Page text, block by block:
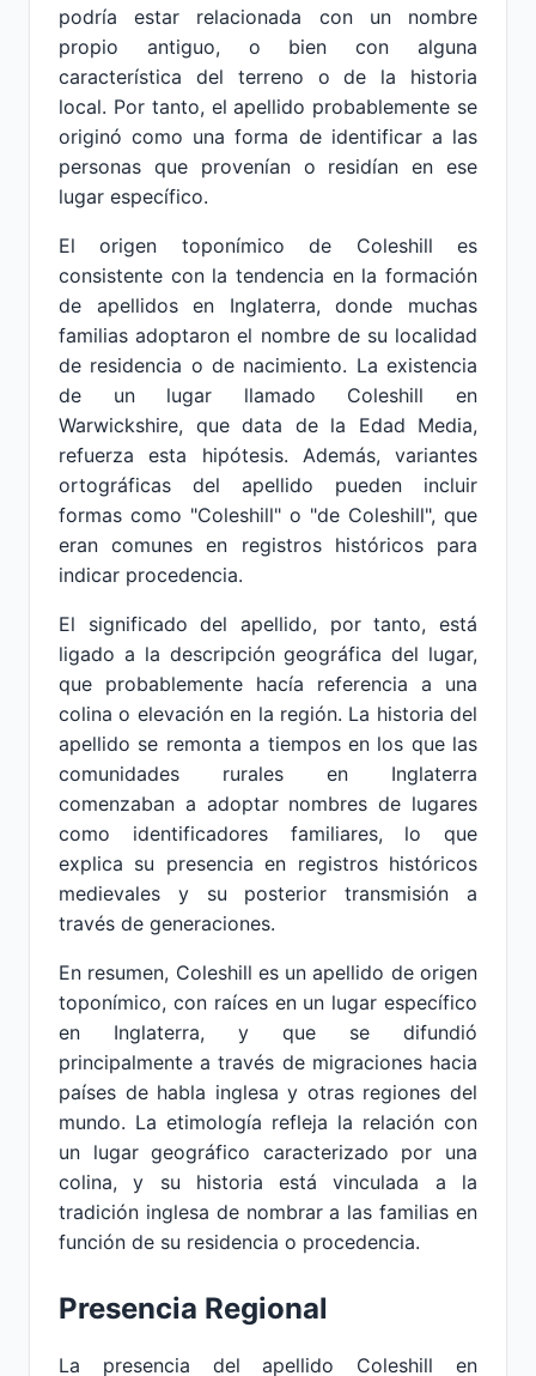
podría estar relacionada con un nombre
propio antiguo, o bien con alguna
característica del terreno o de la historia
local. Por tanto, el apellido probablemente se
originó como una forma de identificar a las
personas que provenían o residían en ese
lugar específico.
El origen toponímico de Coleshill es
consistente con la tendencia en la formación
de apellidos en Inglaterra, donde muchas
familias adoptaron el nombre de su localidad
de residencia o de nacimiento. La existencia
de un lugar llamado Coleshill en
Warwickshire, que data de la Edad Media,
refuerza esta hipótesis. Además, variantes
ortográficas del apellido pueden incluir
formas como "Coleshill" o "de Coleshill", que
eran comunes en registros históricos para
indicar procedencia.
El significado del apellido, por tanto, está
ligado a la descripción geográfica del lugar,
que probablemente hacía referencia a una
colina o elevación en la región. La historia del
apellido se remonta a tiempos en los que las
comunidades rurales en Inglaterra
comenzaban a adoptar nombres de lugares
como identificadores familiares, lo que
explica su presencia en registros históricos
medievales y su posterior transmisión a
través de generaciones.
En resumen, Coleshill es un apellido de origen
toponímico, con raíces en un lugar específico
en Inglaterra, y que se difundió
principalmente a través de migraciones hacia
países de habla inglesa y otras regiones del
mundo. La etimología refleja la relación con
un lugar geográfico caracterizado por una
colina, y su historia está vinculada a la
tradición inglesa de nombrar a las familias en
función de su residencia o procedencia.
Presencia Regional
La presencia del apellido Coleshill en